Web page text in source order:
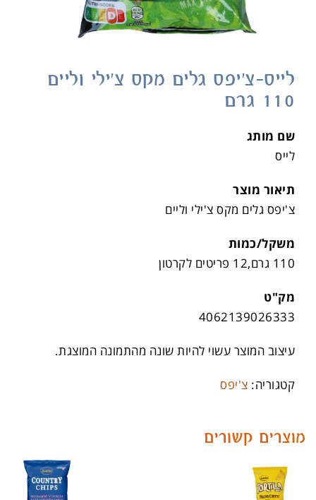
לייס-צ'יפס גלים מקס צ'ילי וליים
110 גרם
שם מותג
לייס
תיאור מוצר
צ'יפס גלים מקס צ'ילי וליים
משקל/כמות
110 גרם,12 פריטים לקרטון
מק"ט
4062139026333
עיצוב המוצר עשוי להיות שונה מהתמונה המוצגת.
קטגוריה: צ'יפס
מוצרים קשורים